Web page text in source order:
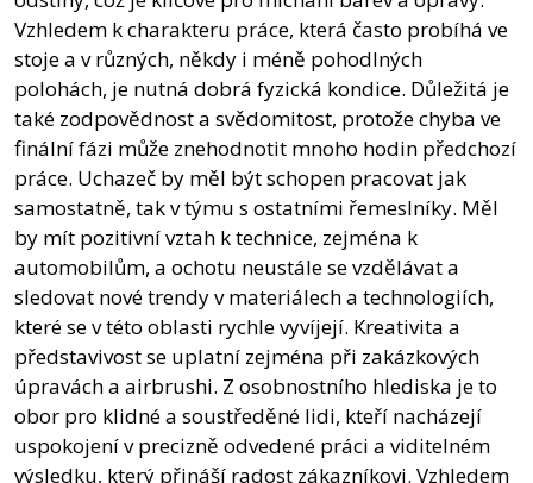
Vzhledem k charakteru práce, která často probíhá ve
stoje a v různých, někdy i méně pohodlných
polohách, je nutná dobrá fyzická kondice. Důležitá je
také zodpovědnost a svědomitost, protože chyba ve
finální fázi může znehodnotit mnoho hodin předchozí
práce. Uchazeč by měl být schopen pracovat jak
samostatně, tak v týmu s ostatními řemeslníky. Měl
by mít pozitivní vztah k technice, zejména k
automobilům, a ochotu neustále se vzdělávat a
sledovat nové trendy v materiálech a technologiích,
které se v této oblasti rychle vyvíjejí. Kreativita a
představivost se uplatní zejména při zakázkových
úpravách a airbrushi. Z osobnostního hlediska je to
obor pro klidné a soustředěné lidi, kteří nacházejí
uspokojení v precizně odvedené práci a viditelném
výsledku, který přináší radost zákazníkovi. Vzhledem